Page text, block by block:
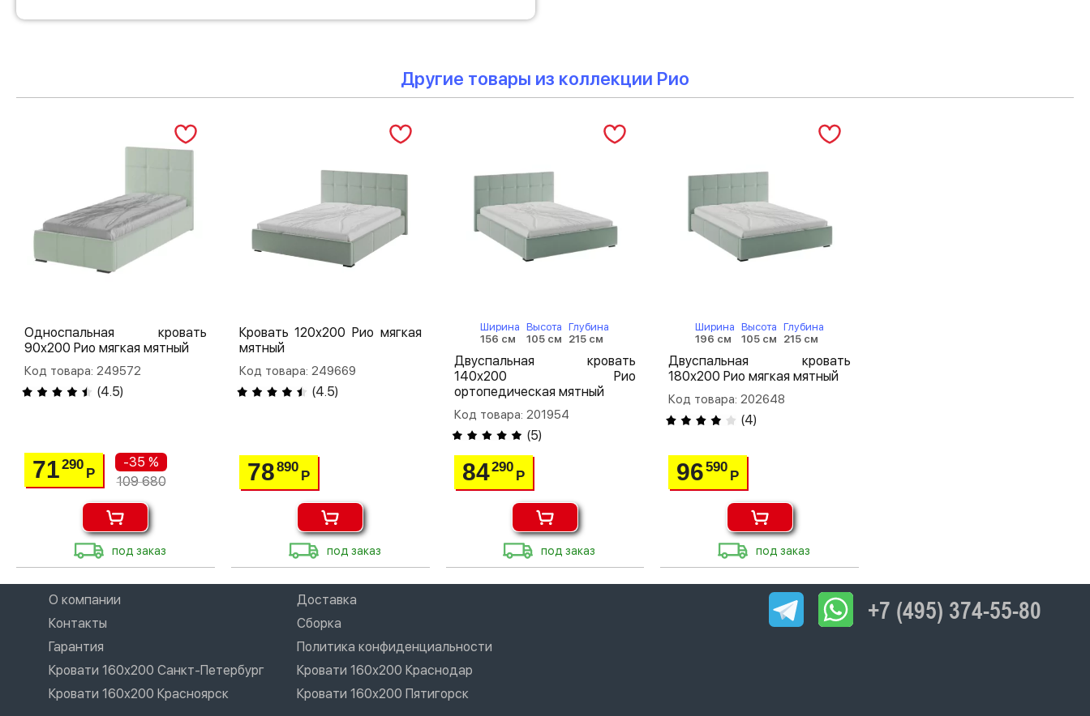
Другие товары из коллекции Рио
Односпальная кровать
90х200 Рио мягкая мятный
Код товара: 249572
(4.5)
71290
Р
-35 %
109 680
под заказ
Кровать 120х200 Рио мягкая
мятный
Код товара: 249669
(4.5)
78890
Р
под заказ
Ширина
156 см
Высота
105 см
Глубина
215 см
Двуспальная кровать
140х200 Рио
ортопедическая мятный
Код товара: 201954
(5)
84290
Р
под заказ
Ширина
196 см
Высота
105 см
Глубина
215 см
Двуспальная кровать
180х200 Рио мягкая мятный
Код товара: 202648
(4)
96590
Р
под заказ
О компании
Доставка
Контакты
Сборка
Гарантия
Политика конфиденциальности
Кровати 160х200 Санкт-Петербург
Кровати 160х200 Краснодар
Кровати 160х200 Красноярск
Кровати 160х200 Пятигорск
+7 (495) 374-55-80